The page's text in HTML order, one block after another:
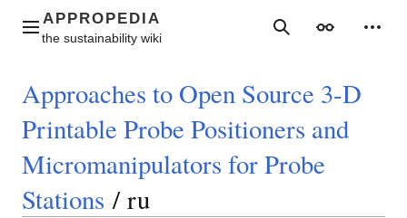
contentMain menu SearchAppearance
Approaches to Open Source 3-D
Printable Probe Positioners and
Micromanipulators for Probe
Stations / ru